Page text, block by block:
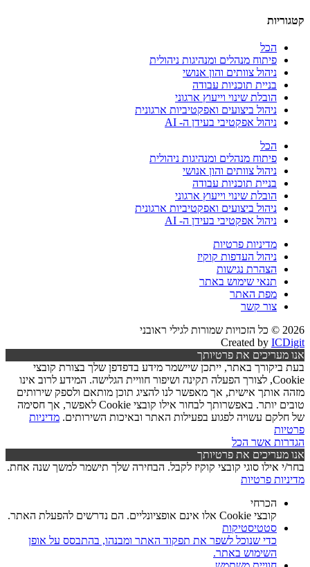
קטגוריות
הכל
פיתוח מנהלים ומנהיגות ניהולית
ניהול צוותים והון אנושי
בניית תוכניות עבודה
הובלת שינוי וייעוץ ארגוני
ניהול ביצועים ואפקטיביות ארגונית
ניהול אפקטיבי בעידן ה- AI
הכל
פיתוח מנהלים ומנהיגות ניהולית
ניהול צוותים והון אנושי
בניית תוכניות עבודה
הובלת שינוי וייעוץ ארגוני
ניהול ביצועים ואפקטיביות ארגונית
ניהול אפקטיבי בעידן ה- AI
מדיניות פרטיות
ניהול העדפות קוקיז
הצהרת נגישות
תנאי שימוש באתר
מפת האתר
צור קשר
2026 © כל הזכויות שמורות לגילי ראובני
Created by ICDigit
אנו מעריכים את פרטיותך
בעת ביקורך באתר, ייתכן שיישמר מידע בדפדפן שלך בצורת קובצי
Cookie, לצורך הפעלה תקינה ושיפור חוויית הגלישה. המידע לרוב אינו
מזהה אותך אישית, אך מאפשר לנו להציג תוכן מותאם ולספק שירותים
טובים יותר. באפשרותך לבחור אילו קובצי Cookie לאפשר, אך חסימה
של חלקם עשויה לפגוע בפעילות האתר ובאיכות השירותים. מדיניות
פרטיות
הגדרות אשר הכל
אנו מעריכים את פרטיותך
בחר/י אילו סוגי קובצי קוקיז לקבל. הבחירה שלך תישמר למשך שנה אחת.
מדיניות פרטיות
הכרחי
קובצי Cookie אלו אינם אופציונליים. הם נדרשים להפעלת האתר.
סטטיסטיקות
כדי שנוכל לשפר את תפקוד האתר ומבנהו, בהתבסס על אופן
השימוש באתר.